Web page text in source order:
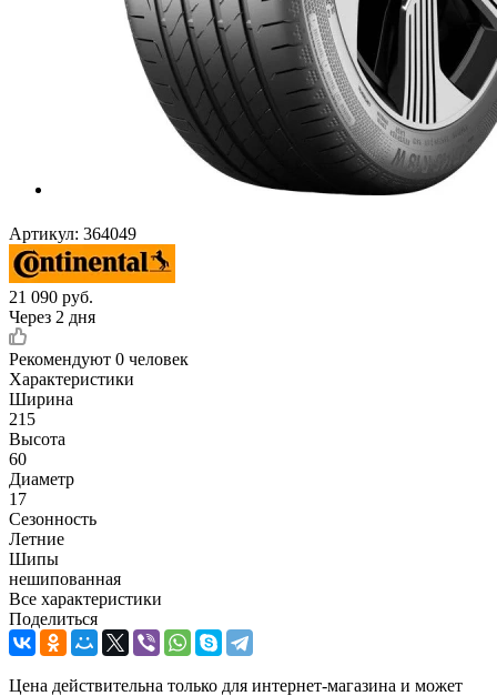
Артикул: 364049
21 090 руб.
Через 2 дня
Рекомендуют 0 человек
Характеристики
Ширина
215
Высота
60
Диаметр
17
Сезонность
Летние
Шипы
нешипованная
Все характеристики
Поделиться
Цена действительна только для интернет-магазина и может